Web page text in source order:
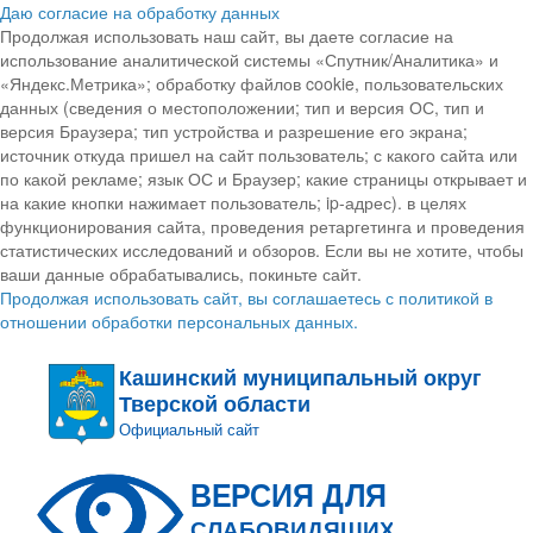
Даю согласие на обработку данных
Продолжая использовать наш сайт, вы даете согласие на
использование аналитической системы «Спутник/Аналитика» и
«Яндекс.Метрика»; обработку файлов cookie, пользовательских
данных (сведения о местоположении; тип и версия ОС, тип и
версия Браузера; тип устройства и разрешение его экрана;
источник откуда пришел на сайт пользователь; с какого сайта или
по какой рекламе; язык ОС и Браузер; какие страницы открывает и
на какие кнопки нажимает пользователь; ip-адрес). в целях
функционирования сайта, проведения ретаргетинга и проведения
статистических исследований и обзоров. Если вы не хотите, чтобы
ваши данные обрабатывались, покиньте сайт.
Продолжая использовать сайт, вы соглашаетесь с политикой в
отношении обработки персональных данных.